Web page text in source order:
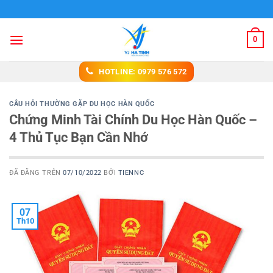
đến
nội
0
HOTLINE: 0979 576 572
CÂU HỎI THƯỜNG GẶP DU HỌC HÀN QUỐC
Chứng Minh Tài Chính Du Học Hàn Quốc –
4 Thủ Tục Bạn Cần Nhớ
ĐÃ ĐĂNG TRÊN07/10/2022 BỞI TIENNC
07
Th10